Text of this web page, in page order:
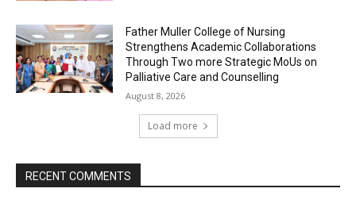
Father Muller College of Nursing
Strengthens Academic Collaborations
Through Two more Strategic MoUs on
Palliative Care and Counselling
August 8, 2026
Load more
RECENT COMMENTS